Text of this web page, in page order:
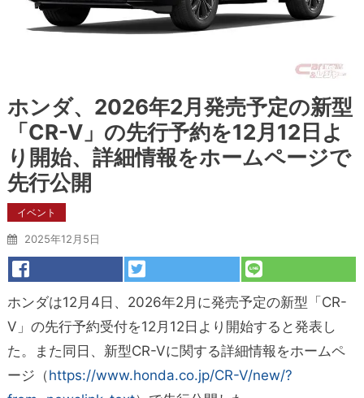
ホンダ、2026年2月発売予定の新型
「CR-V」の先行予約を12月12日よ
り開始、詳細情報をホームページで
先行公開
イベント
2025年12月5日
ホンダは12月4日、2026年2月に発売予定の新型「CR-
V」の先行予約受付を12月12日より開始すると発表し
た。また同日、新型CR-Vに関する詳細情報をホームペ
ージ（https://www.honda.co.jp/CR-V/new/?